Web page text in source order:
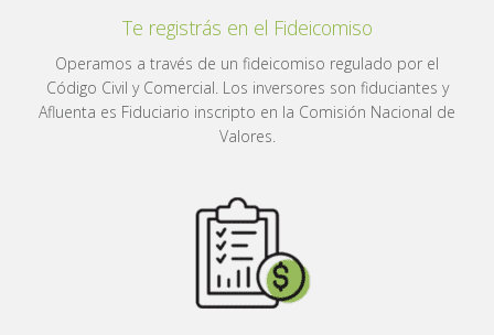
Te registrás en el Fideicomiso
Operamos a través de un fideicomiso regulado por el
Código Civil y Comercial. Los inversores son fiduciantes y
Afluenta es Fiduciario inscripto en la Comisión Nacional de
Valores.